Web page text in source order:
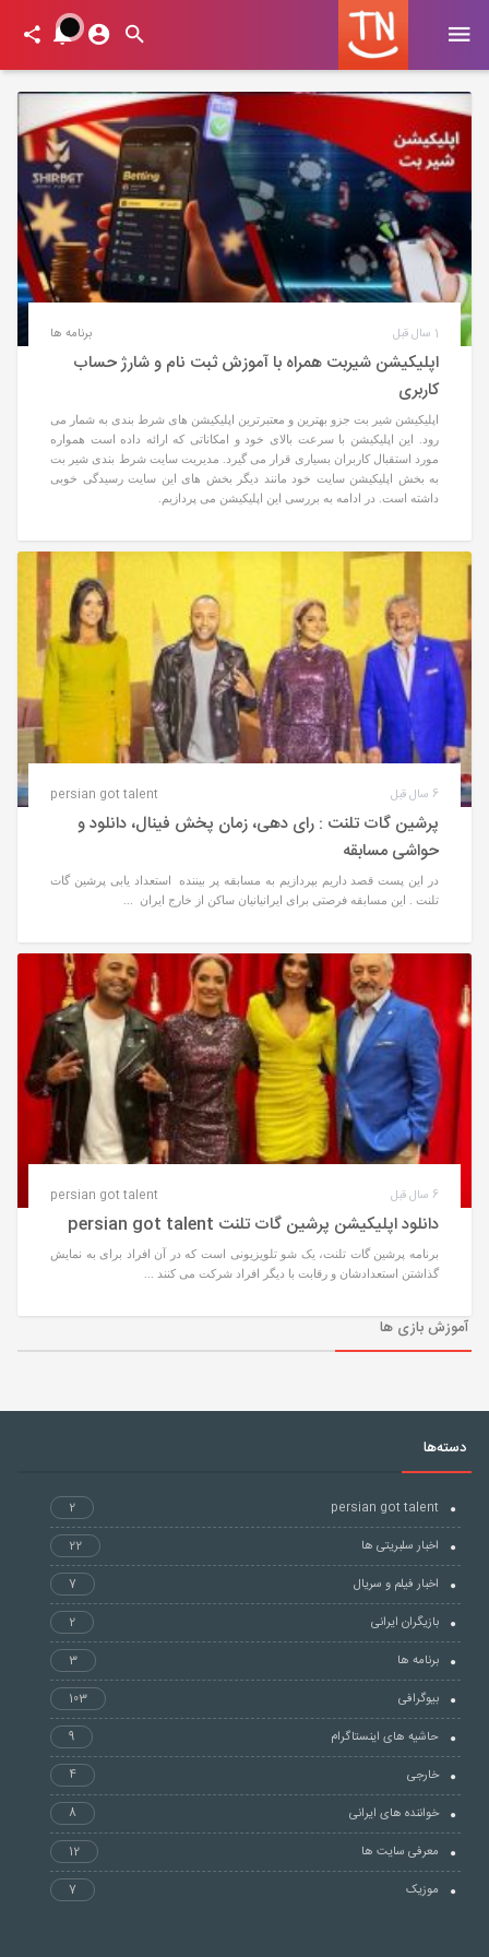
برنامه ها 1 سال قبل
اپلیکیشن شیربت همراه با آموزش ثبت نام و شارژ حساب
کاربری
اپلیکیشن شیر بت جزو بهترین و معتبرترین اپلیکیشن های شرط بندی به شمار می
رود. این اپلیکیشن با سرعت بالای خود و امکاناتی که ارائه داده است همواره
مورد استقبال کاربران بسیاری قرار می گیرد. مدیریت سایت شرط بندی شیر بت
به بخش اپلیکیشن سایت خود مانند دیگر بخش های این سایت رسیدگی خوبی
داشته است. در ادامه به بررسی این اپلیکیشن می پردازیم.
persian got talent 6 سال قبل
پرشین گات تلنت : رای دهی، زمان پخش فینال، دانلود و
حواشی مسابقه
در این پست قصد داریم بپردازیم به مسابقه پر بیننده استعداد یابی پرشین گات
تلنت . این مسابقه فرصتی برای ایرانیانیان ساکن از خارج ایران ...
persian got talent 6 سال قبل
دانلود اپلیکیشن پرشین گات تلنت persian got talent
برنامه پرشین گات تلنت، یک شو تلویزیونی است که در آن افراد برای به نمایش
گذاشتن استعدادشان و رقابت با دیگر افراد شرکت می کنند ...
آموزش بازی ها
دسته‌ها
persian got talent
2
اخبار سلبریتی ها
22
اخبار فیلم و سریال
7
بازیگران ایرانی
2
برنامه ها
3
بیوگرافی
103
حاشیه های اینستاگرام
9
خارجی
4
خواننده های ایرانی
8
معرفی سایت ها
12
موزیک
7